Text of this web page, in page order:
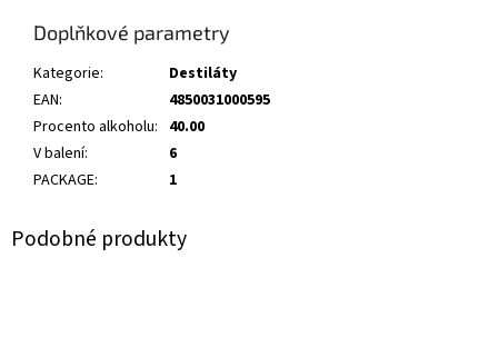
Doplňkové parametry
Kategorie:
Destiláty
EAN:
4850031000595
Procento alkoholu: 40.00
V balení:
6
PACKAGE: 1